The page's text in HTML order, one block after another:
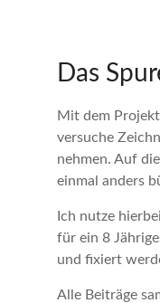
Das
Mit dem
versuche
nehmen. Auf
einmal anders
Ich nutze
für ein 8
und fixiert
Alle Beiträge